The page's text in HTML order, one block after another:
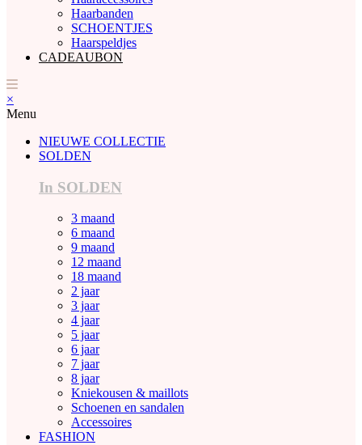
Haarbanden
SCHOENTJES
Haarspeldjes
CADEAUBON
×
Menu
NIEUWE COLLECTIE
SOLDEN
In SOLDEN
3 maand
6 maand
9 maand
12 maand
18 maand
2 jaar
3 jaar
4 jaar
5 jaar
6 jaar
7 jaar
8 jaar
Kniekousen & maillots
Schoenen en sandalen
Accessoires
FASHION